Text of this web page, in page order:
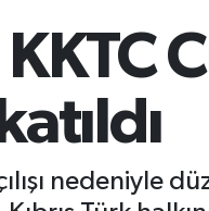
BİST100 14.598,00 %0
79.591,74 %-1.82
nedeniyle